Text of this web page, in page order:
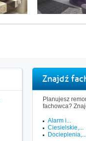
Znajdź
Planujesz
fachowca?
Alarm i...
Ciesielskie,...
Docieplenia,...